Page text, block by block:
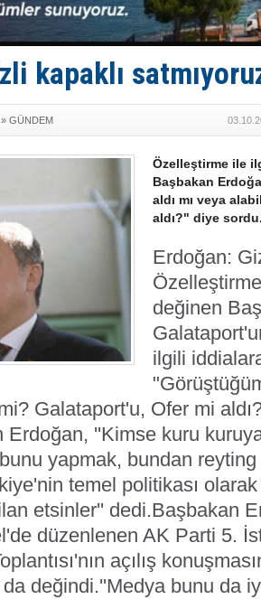
Gemi
Makine
Dron
Gemide 5
kapaklı
» GÜNDEM
Özelleştirme ile
Başbakan
aldı mı veya
aldı?" diye
Erdoğan:
değinen
ilgili
Galataport'u, Ofer mi
Erdoğan, ''Kimse kuru
yapmak, bundan
temel politikası
etsinler'' dedi.Başbakan
düzenlenen AK Parti 5.
açılış
değindi.''Medya bunu da